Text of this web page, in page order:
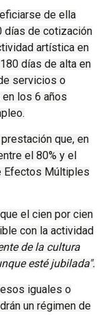
de ella
días de cotización
artística en
días de alta en
servicios o
los 6 años
que, en
el 80% y el
Efectos Múltiples
el cien por cien
con la actividad
de la cultura
esté jubilada".
iguales o
un régimen de